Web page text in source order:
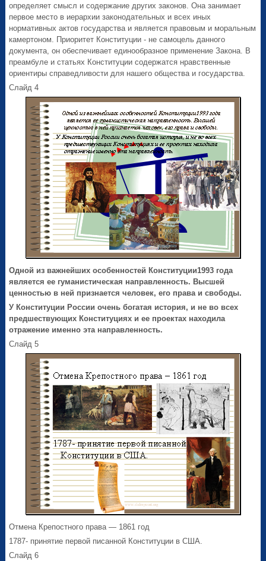
определяет смысл и содержание других законов. Она занимает
первое место в иерархии законодательных и всех иных
нормативных актов государства и является правовым и моральным
камертоном. Приоритет Конституции - не самоцель данного
документа, он обеспечивает единообразное применение Закона. В
преамбуле и статьях Конституции содержатся нравственные
ориентиры справедливости для нашего общества и государства.
Слайд 4
Одной из важнейших особенностей Конституции1993 года
является ее гуманистическая направленность. Высшей
ценностью в ней признается человек, его права и свободы.
У Конституции России очень богатая история, и не во всех
предшествующих Конституциях и ее проектах находила
отражение именно эта направленность.
Слайд 5
Отмена Крепостного права — 1861 год
1787- принятие первой писанной Конституции в США.
Слайд 6